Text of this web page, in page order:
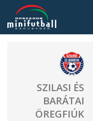
SZILASI ÉS
BARÁTAI
ÖREGFIÚK